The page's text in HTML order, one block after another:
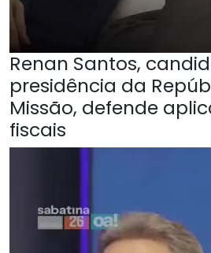
Renan Santos,
presidência da
Missão, defende
fiscais